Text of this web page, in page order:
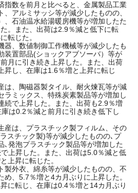
数を前月と比べると、金属製品工業
アルミサッシ等が減少したものの、
、石油温水給湯暖房機等が増加したた
。また、出荷は2.9％減と低下に転
転じた。
器、数値制御工作機械等が減少したも
装置部品(ショックアブソーバ）等が
月に引き続き上昇した。また、出荷
昇し、在庫は1.6％増と上昇に転じ
は、陶磁器製タイル、耐火煉瓦等が減
ラミックス、特殊炭素製品等が増加し
続で上昇した。また、出荷も2.9％増
は0.2％減と前月に引き続き低下し
産は、プラスチック製フィルム、その
スチック製)等が減少したものの､プ
､発泡プラスチック製品等が増加した
上昇した。また、出荷は5.0％減と低
上昇に転じた。
製外衣、綿糸等が減少したものの、不
、5.7％増と4カ月ぶりに上昇した。
に転じ、在庫は0.4％増と14カ月ぶり